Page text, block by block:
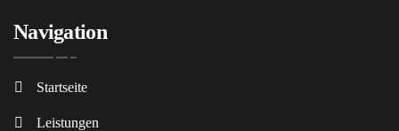
Navigation
Startseite
Leistungen